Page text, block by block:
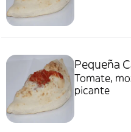
Pequeña
Tomate,
picante